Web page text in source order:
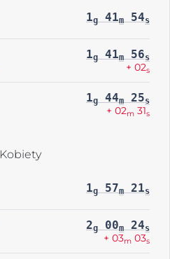
1g 41m 54s
1g 41m 56s
+ 02s
1g 44m 25s
+ 02m 31s
Kobiety
1g 57m 21s
2g 00m 24s
+ 03m 03s